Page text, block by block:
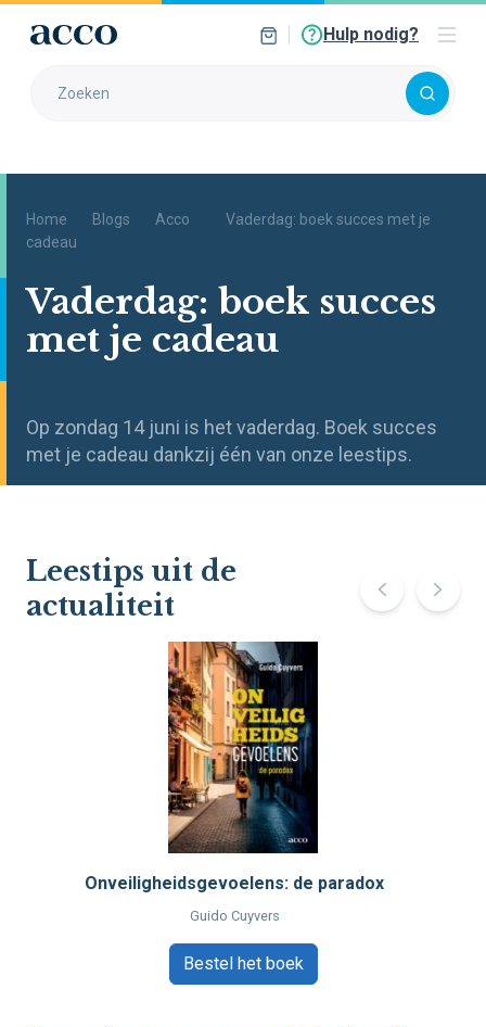
Hulp nodig?
Home Blogs Acco
Vaderdag: boek succes met je
cadeau
Vaderdag: boek succes
met je cadeau
Op zondag 14 juni is het vaderdag. Boek succes
met je cadeau dankzij één van onze leestips.
Leestips uit de
actualiteit
Onveiligheidsgevoelens: de paradox
Guido Cuyvers
Bestel het boek